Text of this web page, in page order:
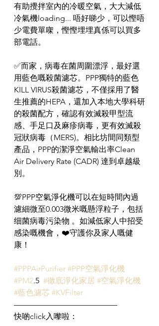
有助攪拌室內的冷暖空氣，大大減低
冷氣機loading... 唔好睇少，可以慳唔
少電費單㗎，慳慳埋埋真係可以買多
部電話。
✅而家，病毒在菌周圍漂浮，最好選
用藍色嘅殺菌濾芯。PPP獨特的藍色
KILL VIRUS殺菌濾芯，不僅採用了醫
生推薦的HEPA，還加入本地大學科研
的殺菌配方，確認有效滅殺甲型流
感、手足口及麻疹病毒，更有效滅殺
冠狀病毒（MERS)。相比坊間同類型
產品，PPP的潔淨空氣輸出率Clean
Air Delivery Rate (CADR) 達到卓越級
別。
💯PPP空氣淨化機可以在短時間內過
濾細微至0.003微米嘅懸浮粒子，包括
细菌病毒污染物 。如減低家人中招受
感染嘅機會，❤️守護你及家人嘅健
康！
#PPPAirPurifier #PPP空氣淨化機
#PM2.5 #徹底淨化家居 #空氣淨化機
#藍色濾芯 #KVFilter
—————————————
快啲click入嚟啦：